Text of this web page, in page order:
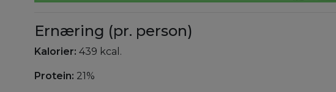
Ernæring (pr. person)
Kalorier: 439 kcal.
Protein: 21%